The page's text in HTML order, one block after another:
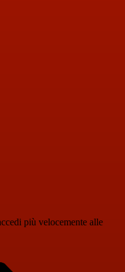
più velocemente alle